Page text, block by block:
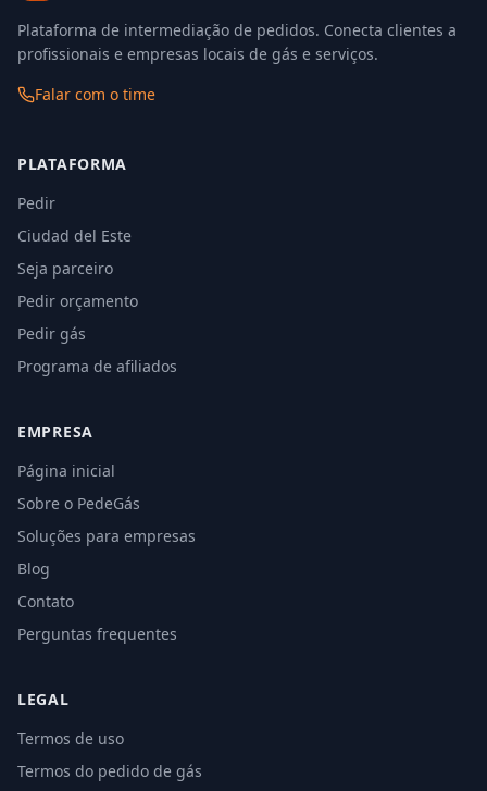
Plataforma de intermediação de pedidos. Conecta clientes a
profissionais e empresas locais de gás e serviços.
Falar com o time
PLATAFORMA
Pedir
Ciudad del Este
Seja parceiro
Pedir orçamento
Pedir gás
Programa de afiliados
EMPRESA
Página inicial
Sobre o PedeGás
Soluções para empresas
Blog
Contato
Perguntas frequentes
LEGAL
Termos de uso
Termos do pedido de gás